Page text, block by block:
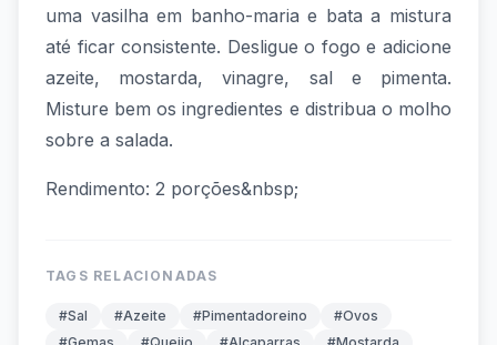
uma vasilha em banho-maria e bata a mistura
até ficar consistente. Desligue o fogo e adicione
azeite, mostarda, vinagre, sal e pimenta.
Misture bem os ingredientes e distribua o molho
sobre a salada.
Rendimento: 2 porções&nbsp;
TAGS RELACIONADAS
#Sal #Azeite #Pimentadoreino
#Ovos